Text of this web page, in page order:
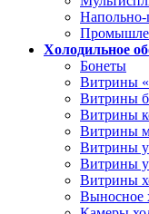
Холодильное
Бонеты
Витрины
Витрины
Витрины
Витрины
Витрины
Витрины
Витрины
Выносное